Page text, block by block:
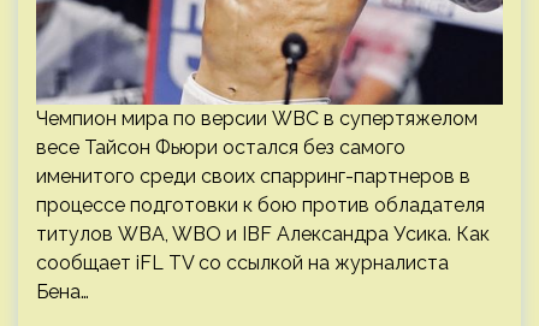
Чемпион мира по версии WBC в супертяжелом
весе Тайсон Фьюри остался без самого
именитого среди своих спарринг-партнеров в
процессе подготовки к бою против обладателя
титулов WBA, WBO и IBF Александра Усика. Как
сообщает iFL TV со ссылкой на журналиста
Бена…